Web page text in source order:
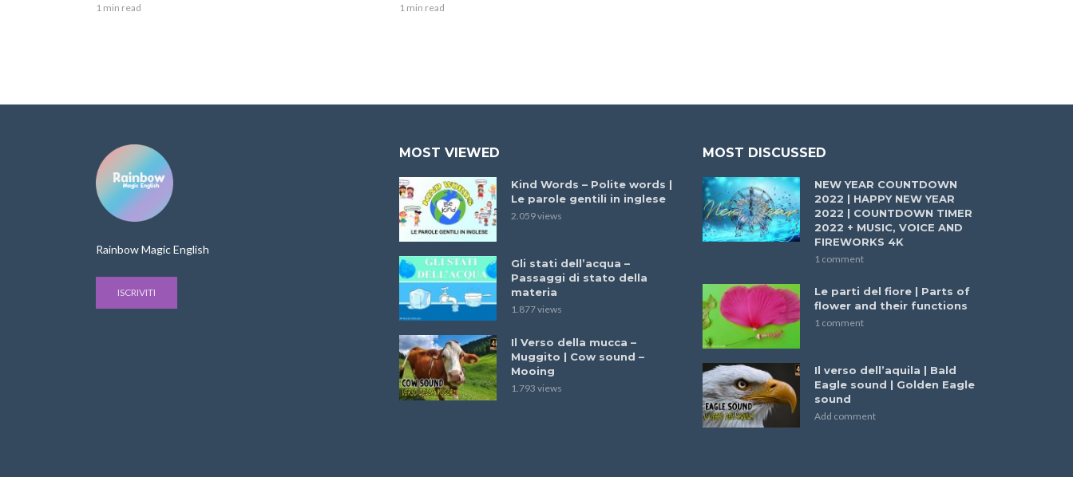
1 min read 1 min read
Rainbow Magic English
ISCRIVITI
MOST VIEWED
Kind Words – Polite words |
Le parole gentili in inglese
2.059 views
Gli stati dell’acqua –
Passaggi di stato della
materia
1.877 views
Il Verso della mucca –
Muggito | Cow sound –
Mooing
1.793 views
MOST DISCUSSED
NEW YEAR COUNTDOWN
2022 | HAPPY NEW YEAR
2022 | COUNTDOWN TIMER
2022 + MUSIC, VOICE AND
FIREWORKS 4K
1 comment
Le parti del fiore | Parts of
flower and their functions
1 comment
Il verso dell’aquila | Bald
Eagle sound | Golden Eagle
sound
Add comment